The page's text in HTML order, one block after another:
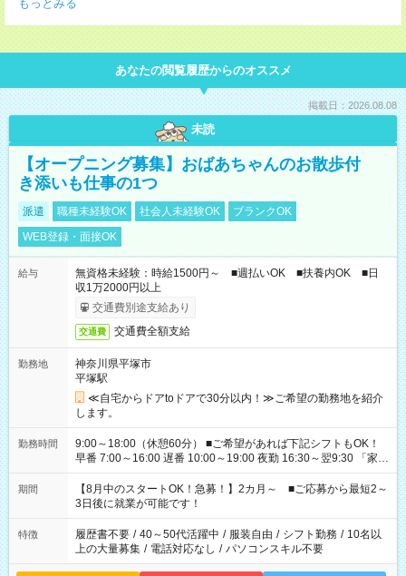
もっとみる
あなたの閲覧履歴からのオススメ
掲載日：2026.08.08
未読
【オープニング募集】おばあちゃんのお散歩付
き添いも仕事の1つ
派遣 職種未経験OK 社会人未経験OK
ブランクOK
WEB登録・面接OK
給与
無資格未経験：時給1500円～ ■週払いOK ■扶養内OK ■日
収1万2000円以上
交通費別途支給あり
交通費 交通費全額支給
勤務地
神奈川県平塚市
平塚駅
≪自宅からドアtoドアで30分以内！≫ご希望の勤務地を紹介
します。
勤務時間
9:00～18:00（休憩60分） ■ご希望があれば下記シフトもOK！
早番 7:00～16:00 遅番 10:00～19:00 夜勤 16:30～翌9:30 「家族
と休みを合わせたい」 「余裕を持って夕飯の準備がしたい」
「できれば残業はしたくない」 など、ご希望を教えてください
ね。 ※Wワーク希望の方へ 今ご覧のお仕事で希望する勤務時間
と、もう1つのお仕事の勤務時間。 合計で週40時間を超える場
合は応募できません。
期間
【8月中のスタートOK！急募！】2カ月～ ■ご応募から最短2～
3日後に就業が可能です！
特徴 履歴書不要 / 40～50代活躍中 / 服装自由 / シフト勤務 / 10名以
上の大量募集 / 電話対応なし / パソコンスキル不要